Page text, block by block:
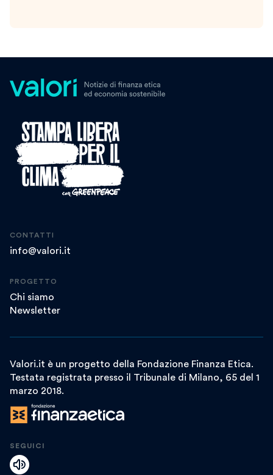
CONTATTI
info@valori.it
PROGETTO
Chi siamo
Newsletter
Valori.it è un progetto della Fondazione Finanza Etica.
Testata registrata presso il Tribunale di Milano, 65 del 1
marzo 2018.
SEGUICI